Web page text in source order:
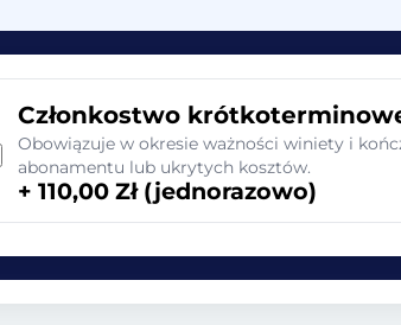
Członkostwo
Obowiązuje w okresie ważności winiety i
abonamentu lub ukrytych kosztów.
+ 110,00 Zł (jednorazowo)